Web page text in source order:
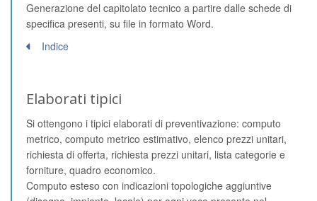
Generazione del capitolato tecnico a partire dalle schede di
specifica presenti, su file in formato Word.
Indice
Elaborati tipici
Si ottengono i tipici elaborati di preventivazione: computo
metrico, computo metrico estimativo, elenco prezzi unitari,
richiesta di offerta, richiesta prezzi unitari, lista categorie e
forniture, quadro economico.
Computo esteso con indicazioni topologiche aggiuntive